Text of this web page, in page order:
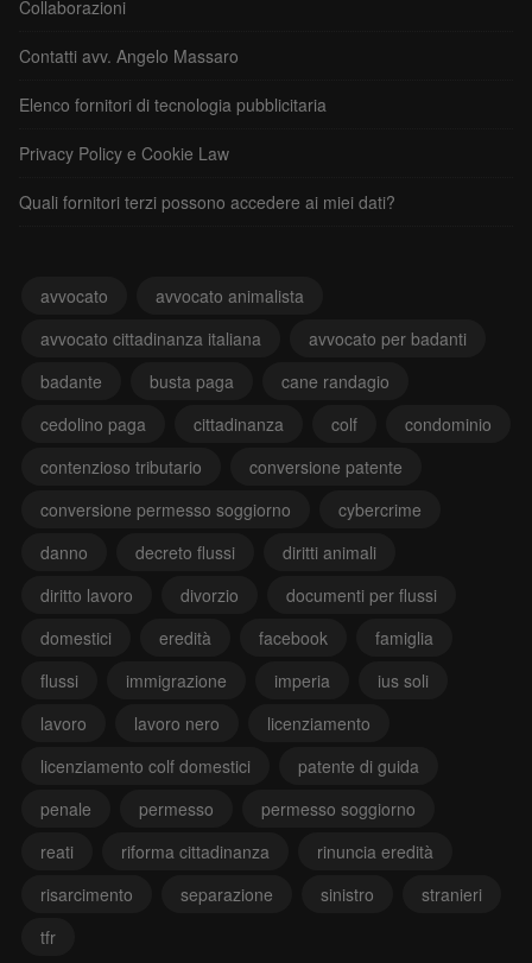
Collaborazioni
Contatti avv. Angelo Massaro
Elenco fornitori di tecnologia pubblicitaria
Privacy Policy e Cookie Law
Quali fornitori terzi possono accedere ai miei dati?
avvocato
avvocato animalista
avvocato cittadinanza italiana
avvocato per badanti
badante
busta paga
cane randagio
cedolino paga
cittadinanza colf
condominio
contenzioso tributario
conversione patente
conversione permesso soggiorno
cybercrime
danno
decreto flussi
diritti animali
diritto lavoro
divorzio
documenti per flussi
domestici
eredità facebook
famiglia
flussi
immigrazione imperia
ius soli
lavoro
lavoro nero
licenziamento
licenziamento colf domestici
patente di guida
penale
permesso
permesso soggiorno
reati
riforma cittadinanza
rinuncia eredità
risarcimento
separazione sinistro
stranieri
tfr